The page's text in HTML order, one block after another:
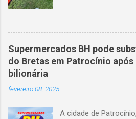
volta das 3h40,
quando o motorista
veículo, atravessou o
capotou em uma alça
vítimas fatais, há
Supermercados BH pode
do Bretas em Patrocínio após
bilionária
fevereiro 08, 2025
A cidade de